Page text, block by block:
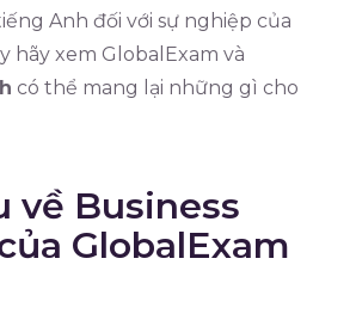
Anh đối với sự nghiệp của
hãy xem GlobalExam và
có thể mang lại những gì cho
về Business
GlobalExam